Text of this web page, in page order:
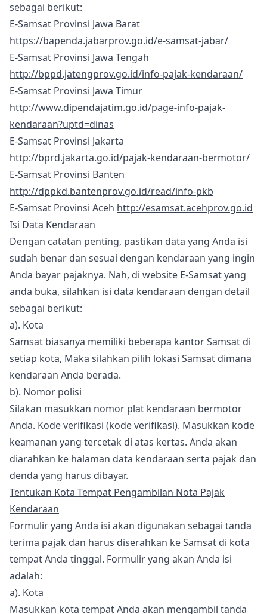
sebagai berikut:
E-Samsat Provinsi Jawa Barat
https://bapenda.jabarprov.go.id/e-samsat-jabar/
E-Samsat Provinsi Jawa Tengah
http://bppd.jatengprov.go.id/info-pajak-kendaraan/
E-Samsat Provinsi Jawa Timur
http://www.dipendajatim.go.id/page-info-pajak-
kendaraan?uptd=dinas
E-Samsat Provinsi Jakarta
http://bprd.jakarta.go.id/pajak-kendaraan-bermotor/
E-Samsat Provinsi Banten
http://dppkd.bantenprov.go.id/read/info-pkb
E-Samsat Provinsi Aceh http://esamsat.acehprov.go.id
Isi Data Kendaraan
Dengan catatan penting, pastikan data yang Anda isi
sudah benar dan sesuai dengan kendaraan yang ingin
Anda bayar pajaknya. Nah, di website E-Samsat yang
anda buka, silahkan isi data kendaraan dengan detail
sebagai berikut:
a). Kota
Samsat biasanya memiliki beberapa kantor Samsat di
setiap kota, Maka silahkan pilih lokasi Samsat dimana
kendaraan Anda berada.
b). Nomor polisi
Silakan masukkan nomor plat kendaraan bermotor
Anda. Kode verifikasi (kode verifikasi). Masukkan kode
keamanan yang tercetak di atas kertas. Anda akan
diarahkan ke halaman data kendaraan serta pajak dan
denda yang harus dibayar.
Tentukan Kota Tempat Pengambilan Nota Pajak
Kendaraan
Formulir yang Anda isi akan digunakan sebagai tanda
terima pajak dan harus diserahkan ke Samsat di kota
tempat Anda tinggal. Formulir yang akan Anda isi
adalah:
a). Kota
Masukkan kota tempat Anda akan mengambil tanda